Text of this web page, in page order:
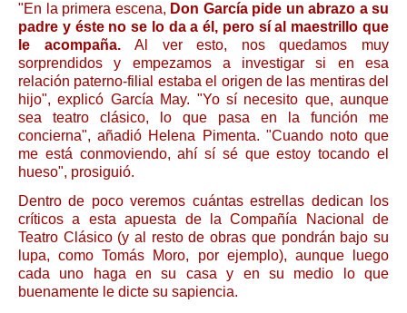
"En la primera escena, Don García pide un abrazo a su
padre y éste no se lo da a él, pero sí al maestrillo que
le acompaña.Al ver esto, nos quedamos muy
sorprendidos y empezamos a investigar si en esa
relación paterno-filial estaba el origen de las mentiras del
hijo", explicó García May. "Yo sí necesito que, aunque
sea teatro clásico, lo que pasa en la función me
concierna", añadió Helena Pimenta. "Cuando noto que
me está conmoviendo, ahí sí sé que estoy tocando el
hueso", prosiguió.
Dentro de poco veremos cuántas estrellas dedican los
críticos a esta apuesta de la Compañía Nacional de
Teatro Clásico (y al resto de obras que pondrán bajo su
lupa, como Tomás Moro, por ejemplo), aunque luego
cada uno haga en su casa y en su medio lo que
buenamente le dicte su sapiencia.